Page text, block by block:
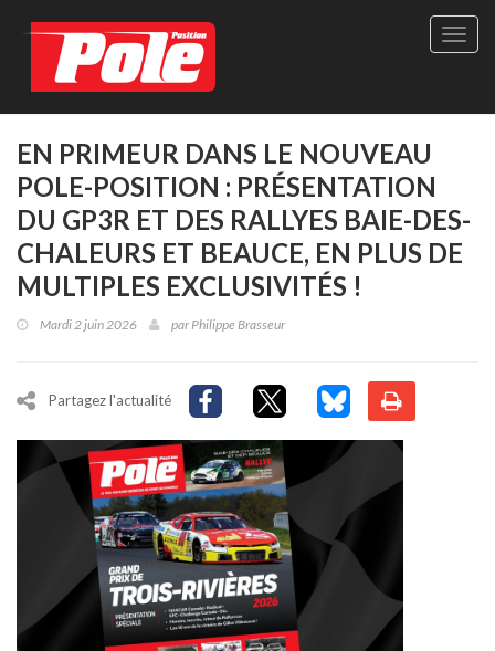
Site
seul
EN PRIMEUR DANS LE NOUVEAU
POLE-POSITION : PRÉSENTATION
DU GP3R ET DES RALLYES BAIE-DES-
CHALEURS ET BEAUCE, EN PLUS DE
MULTIPLES EXCLUSIVITÉS !
Mardi 2 juin 2026 parPhilippe Brasseur
Partagez l'actualité